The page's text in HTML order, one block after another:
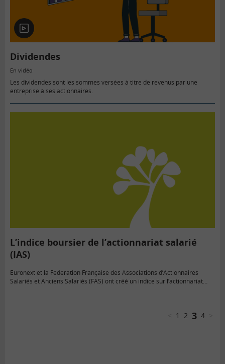
En
vidéo
Dividendes
En vidéo
Les dividendes sont les sommes versées à titre de revenus par une
entreprise à ses actionnaires.
L’indice boursier de l’actionnariat salarié
(IAS)
Euronext et la Fédération Française des Associations d’Actionnaires
Salariés et Anciens Salariés (FAS) ont créé un indice sur l’actionnariat
1 2 3 4